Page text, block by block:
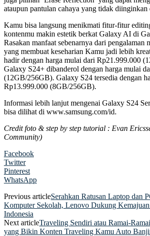
ataupun pantulan cahaya yang tidak diinginkan
Kamu bisa langsung menikmati fitur-fitur
kontenmu makin estetik berkat Galaxy AI di
Rasakan manfaat sebenarnya dari pengalaman
yang membuat keseharian Kamu jadi lebih
hadir dengan harga mulai dari Rp21.999.000
Galaxy S24+ dibanderol dengan harga mulai
(12GB/256GB). Galaxy S24 tersedia dengan
Rp13.999.000 (8GB/256GB).
Informasi lebih lanjut mengenai Galaxy S24
bisa dilihat di www.samsung.com/id.
Credit foto & step by step tutorial : Evan
Community)
Facebook
Twitter
Pinterest
WhatsApp
Previous articleSerahkan Ratusan Laptop dan
Komputer Sekolah, Lenovo Dukung
Indonesia
Next articleTraveling Sendiri atau Ramai-
yang Bikin Konten Traveling Kamu Auto